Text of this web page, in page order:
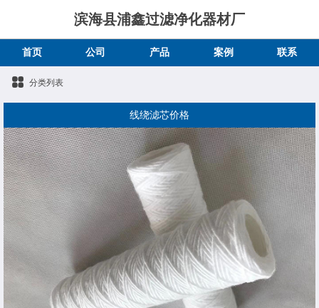
滨海县浦鑫过滤净化器材厂
首页 公司 产品 案例 联系
分类列表
线绕滤芯价格